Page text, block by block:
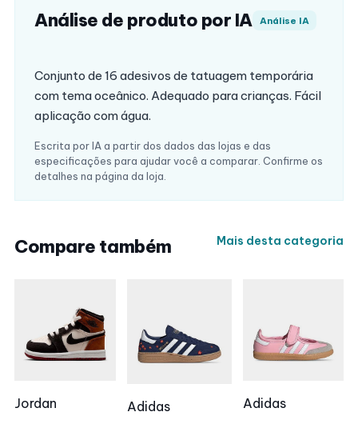
Análise de produto por IA Análise IA
Conjunto de 16 adesivos de tatuagem temporária
com tema oceânico. Adequado para crianças. Fácil
aplicação com água.
Escrita por IA a partir dos dados das lojas e das
especificações para ajudar você a comparar. Confirme os
detalhes na página da loja.
Compare também Mais desta categoria
Jordan Adidas Adidas